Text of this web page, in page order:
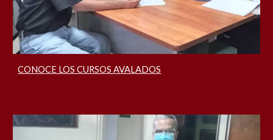
CONOCE LOS CURSOS AVALADOS